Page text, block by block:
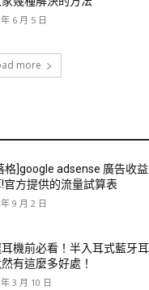
6 月 5 日
more
格]google adsense 廣告收益
官方提供的流量試算表
9 月 2 日
機前必看！半入耳式藍牙耳
有這麼多好處！
3 月 10 日